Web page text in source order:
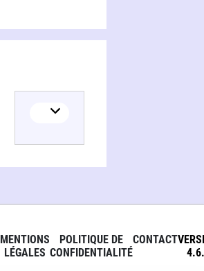
MENTIONS
LÉGALES
POLITIQUE DE
CONFIDENTIALITÉ
CONTACT